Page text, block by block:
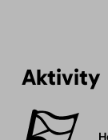
Aktivity